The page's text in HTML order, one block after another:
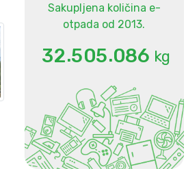
Sakupljena količina e-
otpada od 2013.
32.505.086 kg